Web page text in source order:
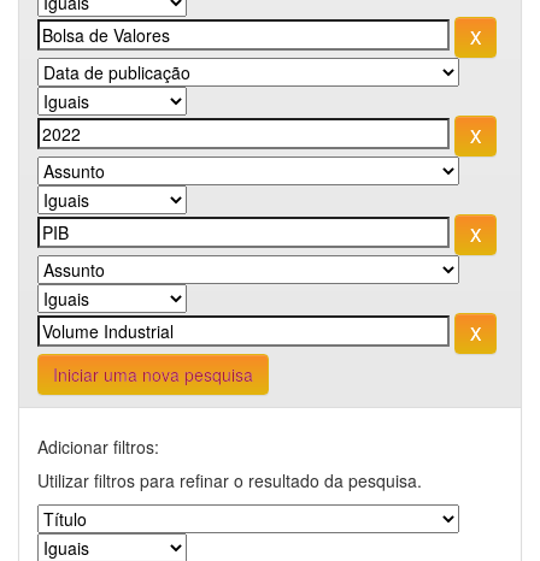
Iniciar uma nova pesquisa
Adicionar filtros:
Utilizar filtros para refinar o resultado da pesquisa.